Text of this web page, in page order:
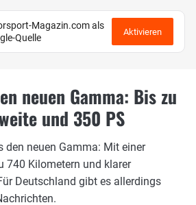
Magazin.com als
Quelle
Aktivieren
neuen Gamma: Bis zu
und 350 PS
den neuen Gamma: Mit einer
740 Kilometern und klarer
Deutschland gibt es allerdings